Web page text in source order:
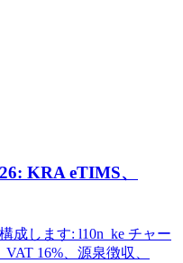
KRA eTIMS、
成します: l10n_ke チャー
16%、源泉徴収、